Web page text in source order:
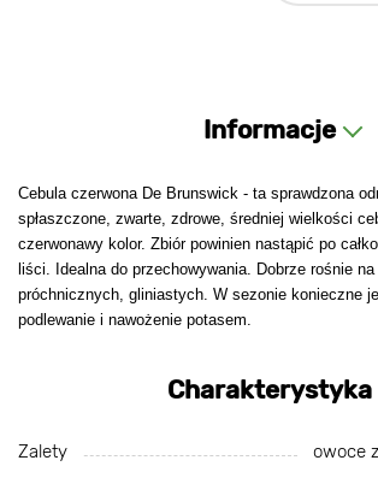
Informacje
Cebula czerwona De Brunswick - ta sprawdzona
spłaszczone, zwarte, zdrowe, średniej wielkości
czerwonawy kolor. Zbiór powinien nastąpić po
liści. Idealna do przechowywania. Dobrze rośnie
próchnicznych, gliniastych. W sezonie konieczne
podlewanie i nawożenie potasem.
Charakterystyka
Zalety
owoce